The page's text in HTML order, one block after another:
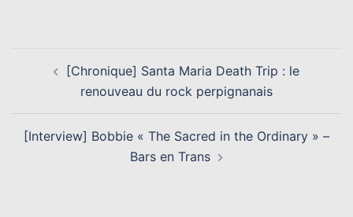
D’ARTICLE[Chronique] Santa Maria Death Trip : le
renouveau du rock perpignanais
[Interview] Bobbie « The Sacred in the Ordinary » –
Bars en Trans